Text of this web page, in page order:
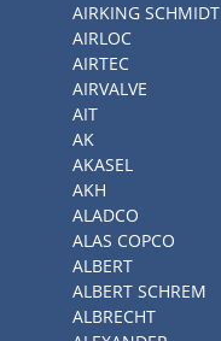
AIRKING SCHMIDT
AIRLOC
AIRTEC
AIRVALVE
AIT
AK
AKASEL
AKH
ALADCO
ALAS COPCO
ALBERT
ALBERT SCHREM
ALBRECHT